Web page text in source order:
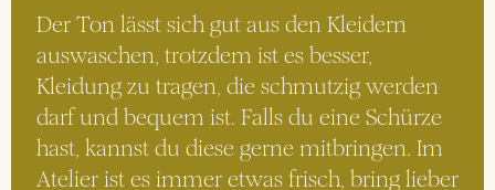
Der Ton lässt sich gut aus den Kleidern
auswaschen, trotzdem ist es besser,
Kleidung zu tragen, die schmutzig werden
darf und bequem ist. Falls du eine Schürze
hast, kannst du diese gerne mitbringen. Im
Atelier ist es immer etwas frisch, bring lieber